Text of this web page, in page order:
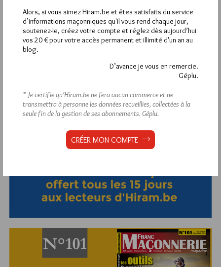
Quels sont les articles les plus lus du blog ?
Alors, si vous aimez Hiram.be et êtes satisfaits du service
d’informations maçonniques qu'il vous rend chaque jour,
soutenez-le, créez votre compte et réglez dès aujourd’hui
vos 20 € pour votre accès permanent et illimité d'un an au
blog.
D’avance je vous en remercie.
Géplu.
* Je certifie qu’Hiram.be ne fera aucun commerce et ne
transmettra à personne les données recueillies, collectées à la
seule fin de la gestion de ses abonnements. Géplu.
CRÉER MON COMPTE